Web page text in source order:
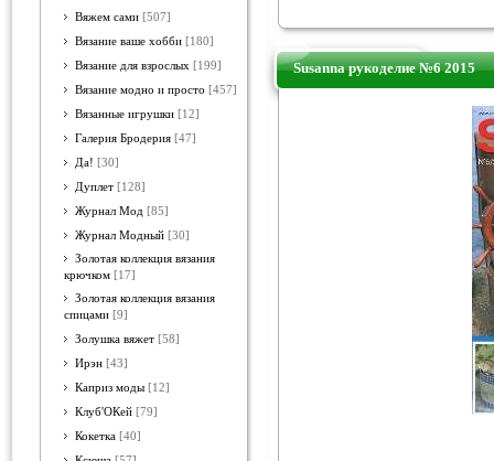
Вяжем сами [507]
Вязание ваше хобби [180]
Вязание для взрослых [199]
Вязание модно и просто [457]
Вязанные игрушки [12]
Галерия Бродерия [47]
Да! [30]
Дуплет [128]
Журнал Мод [85]
Журнал Модный [30]
Золотая коллекция вязания
крючком [17]
Золотая коллекция вязания
спицами [9]
Золушка вяжет [58]
Ирэн [43]
Каприз моды [12]
Клуб'ОКей [79]
Кокетка [40]
Susanna рукоделие №6 2015